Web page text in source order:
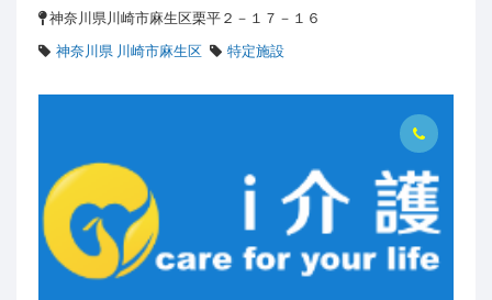
神奈川県川崎市麻生区栗平２－１７－１６
神奈川県 川崎市麻生区
特定施設